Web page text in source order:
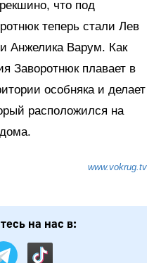
что под
теперь стали Лев
Анжелика Варум. Как
Заворотнюк плавает в
особняка и делает
расположился на
www.vokrug.tv
на нас в: